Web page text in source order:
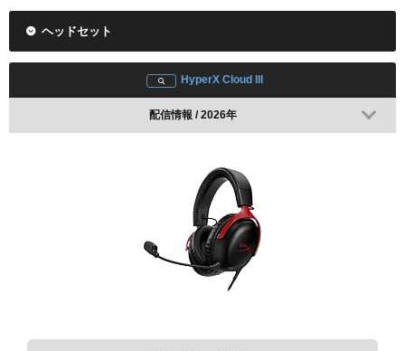
ヘッドセット
HyperX Cloud III
配信情報 / 2026年